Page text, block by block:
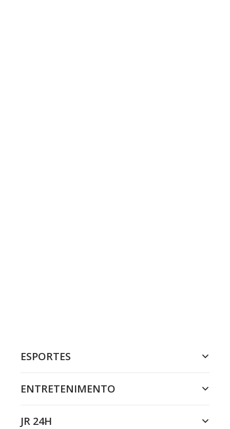
ESPORTES
ENTRETENIMENTO
JR 24H